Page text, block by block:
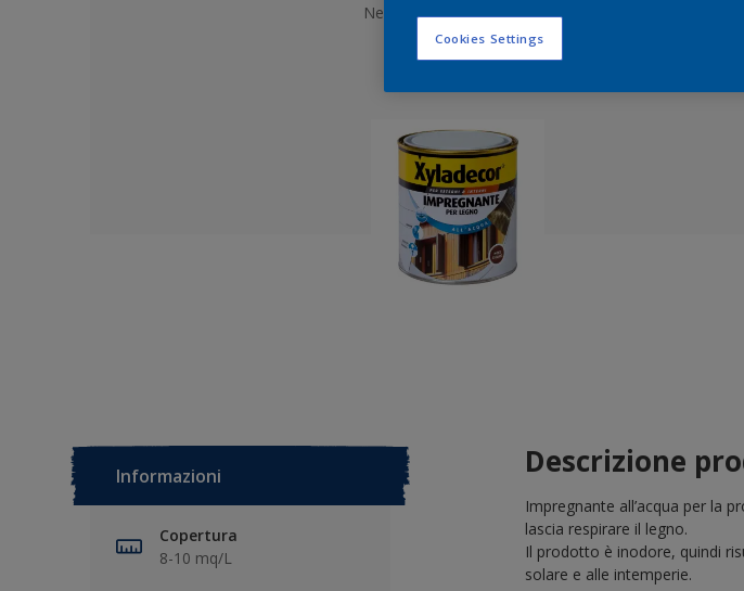
Nessun colore selezionato
Informazioni
Copertura
8-10 mq/L
Descrizione
Impregnante all’acqua per la
lascia respirare il legno.
Il prodotto è inodore, quindi
solare e alle intemperie.
Cookies Settings